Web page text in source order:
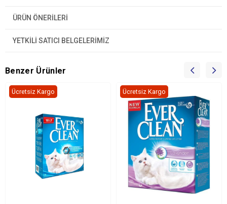
ÜRÜN ÖNERILERI
YETKİLİ SATICI BELGELERİMİZ
Benzer Ürünler
Ücretsiz Kargo Ücretsiz Kargo